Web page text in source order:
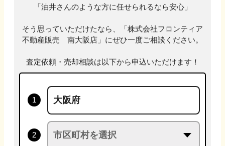
「油井さんのような方に任せられるなら安心」
そう思っていただけたなら、「株式会社フロンティア
不動産販売 南大阪店 」にぜひ一度ご相談ください。
査定依頼・売却相談は以下から申込いただけます！